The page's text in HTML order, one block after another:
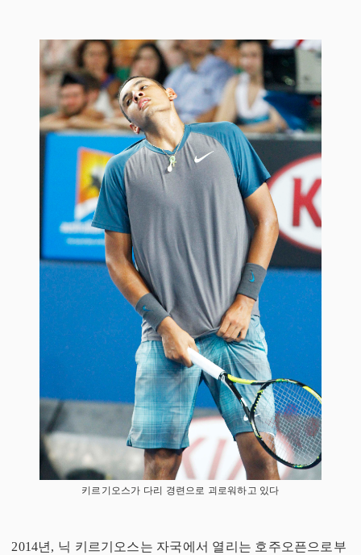
키르기오스가 다리 경련으로 괴로워하고 있다
2014년, 닉 키르기오스는 자국에서 열리는 호주오픈으로부